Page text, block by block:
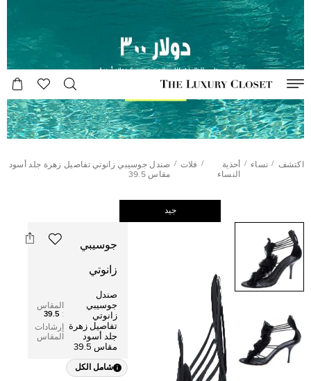
اكتشف / نساء /
أحذية
النساء
/ فلات / صندل جوسيبي زانوتي تفاصيل زهرة جلد أسود
مقاس 39.5
جيد
جوسيبي
زانوتي
صندل
جوسيبي
زانوتي
تفاصيل زهرة
جلد أسود
مقاس 39.5
المقاس
:
39.5
إرشادات
المقاس
شامل الكل